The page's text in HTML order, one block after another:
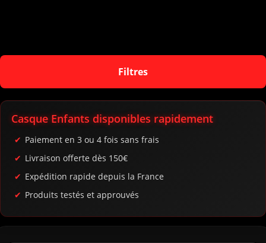
Filtres
Casque Enfants disponibles rapidement
Paiement en 3 ou 4 fois sans frais
Livraison offerte dès 150€
Expédition rapide depuis la France
Produits testés et approuvés